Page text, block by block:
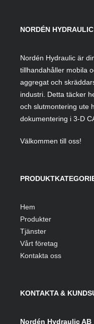
NORDÉN
Nordén Hydraulic är
tillhandahåller mobila
aggregat och
industri. Detta täcker
och slutmontering ute
dokumentering i 3-D
Välkommen till oss!
Hem
Produkter
Tjänster
Vårt företag
Kontakta oss
KONTAKTA &
Nordén Hydraulic AB